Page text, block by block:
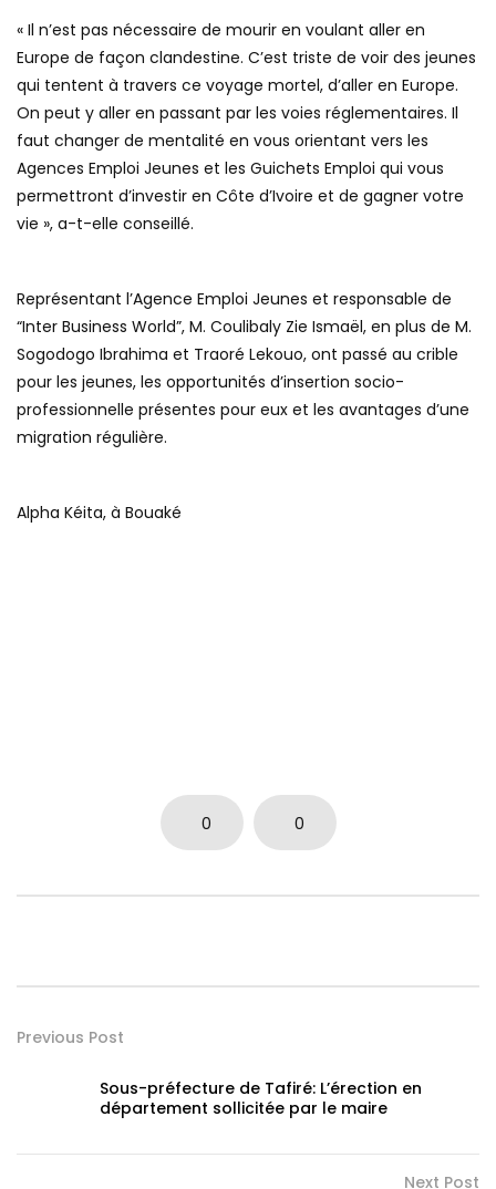
« Il n’est pas nécessaire de mourir en voulant aller en
Europe de façon clandestine. C’est triste de voir des jeunes
qui tentent à travers ce voyage mortel, d’aller en Europe.
On peut y aller en passant par les voies réglementaires. Il
faut changer de mentalité en vous orientant vers les
Agences Emploi Jeunes et les Guichets Emploi qui vous
permettront d’investir en Côte d’Ivoire et de gagner votre
vie », a-t-elle conseillé.
Représentant l’Agence Emploi Jeunes et responsable de
“Inter Business World”, M. Coulibaly Zie Ismaël, en plus de M.
Sogodogo Ibrahima et Traoré Lekouo, ont passé au crible
pour les jeunes, les opportunités d’insertion socio-
professionnelle présentes pour eux et les avantages d’une
migration régulière.
Alpha Kéita, à Bouaké
0 0
Previous Post
Sous-préfecture de Tafiré: L’érection en
département sollicitée par le maire
Next Post